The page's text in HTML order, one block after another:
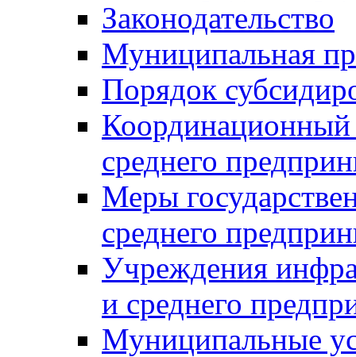
Законодательство
Муниципальная
Порядок
Координационный
среднего
Меры
среднего
Учреждения
и среднего
Муниципальные